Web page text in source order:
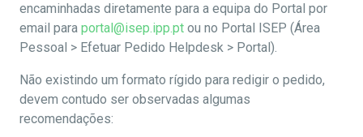
encaminhadas diretamente para a equipa do Portal por
email para portal@isep.ipp.pt ou no Portal ISEP (Área
Pessoal > Efetuar Pedido Helpdesk > Portal).
Não existindo um formato rígido para redigir o pedido,
devem contudo ser observadas algumas
recomendações: